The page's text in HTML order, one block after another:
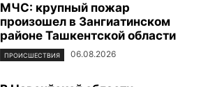
МЧС: крупный пожар
произошел в Зангиатинском
районе Ташкентской области
ПРОИСШЕСТВИЯ 06.08.2026